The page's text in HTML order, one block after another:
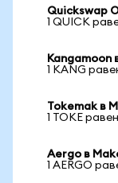
Quickswap
1 QUICK
Kangamoon
1 KANG
Tokemak в
1 TOKE
Aergo в
1 AERGO